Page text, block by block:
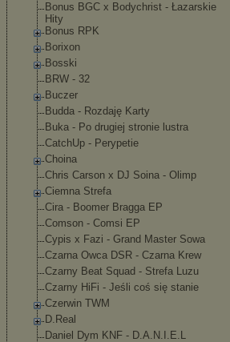
Bonus BGC x Bodychrist - Łazarskie
Hity
Bonus RPK
Borixon
Bosski
BRW - 32
Buczer
Budda - Rozdaję Karty
Buka - Po drugiej stronie lustra
CatchUp - Perypetie
Choina
Chris Carson x DJ Soina - Olimp
Ciemna Strefa
Cira - Boomer Bragga EP
Comson - Comsi EP
Cypis x Fazi - Grand Master Sowa
Czarna Owca DSR - Czarna Krew
Czarny Beat Squad - Strefa Luzu
Czarny HiFi - Jeśli coś się stanie
Czerwin TWM
D.Real
Daniel Dym KNF - D.A.N.I.E.L